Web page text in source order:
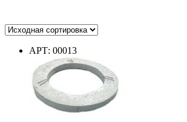
Ценовой фильтр
Цвет АРТ: 00013